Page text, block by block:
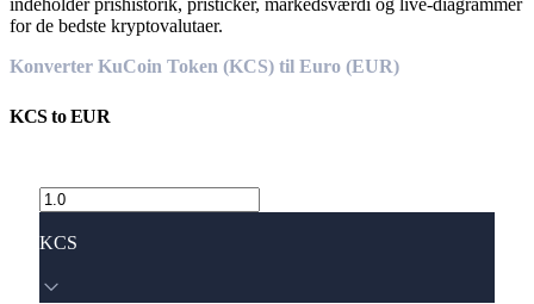
indeholder prishistorik, pristicker, markedsværdi og live-diagrammer
for de bedste kryptovalutaer.
Konverter KuCoin Token (KCS) til Euro (EUR)
KCStoEUR
KCS